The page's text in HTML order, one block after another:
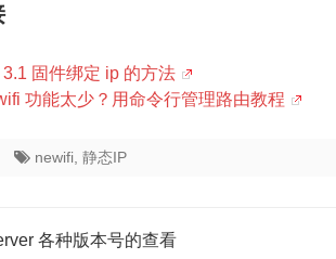
固件绑定 ip 的方法
功能太少？用命令行管理路由教程
newifi 静态IP
各种版本号的查看